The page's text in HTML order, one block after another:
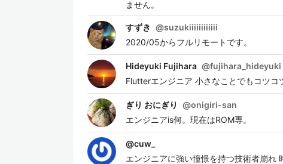
ません。
すずき @suzukiiiiiiiiiiii
2020/05からフルリモートです。
Hideyuki Fujihara @fujihara_hideyuki
Flutterエンジニア 小さなことでもコツコ
ぎり おにぎり @onigiri-san
エンジニアis何。現在はROM専。
@cuw_
エンジニアに強い憧憬を持つ技術者崩れ